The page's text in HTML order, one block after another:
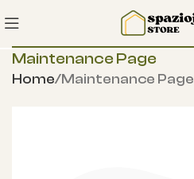
Maintenance Page
Home Maintenance Page